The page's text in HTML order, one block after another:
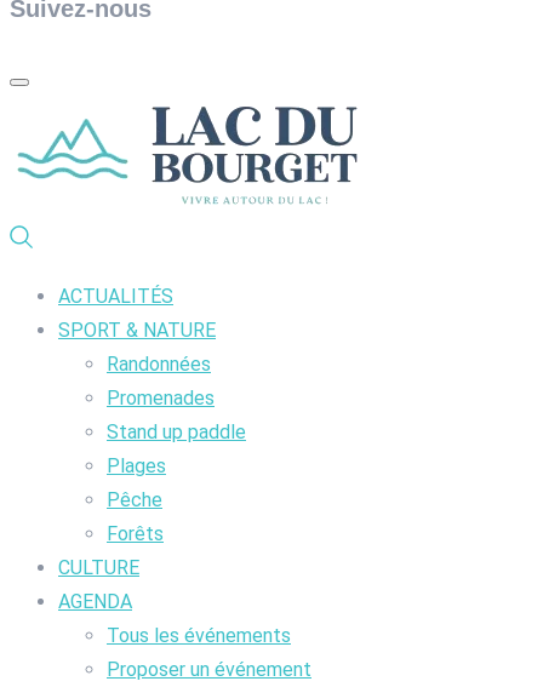
Suivez-nous
ACTUALITÉS
SPORT & NATURE
Randonnées
Promenades
Stand up paddle
Plages
Pêche
Forêts
CULTURE
AGENDA
Tous les événements
Proposer un événement